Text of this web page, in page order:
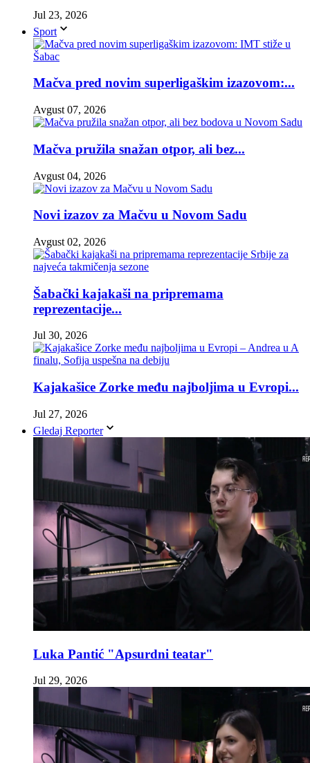
Jul 23, 2026
Sport
Mačva pred novim superligaškim izazovom:...
Avgust 07, 2026
Mačva pružila snažan otpor, ali bez...
Avgust 04, 2026
Novi izazov za Mačvu u Novom Sadu
Avgust 02, 2026
Šabački kajakaši na pripremama
reprezentacije...
Jul 30, 2026
Kajakašice Zorke među najboljima u Evropi...
Jul 27, 2026
Gledaj Reporter
Luka Pantić "Apsurdni teatar"
Jul 29, 2026